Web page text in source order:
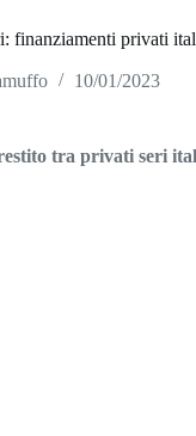
finanziamenti privati
10/01/2023
tra privati seri